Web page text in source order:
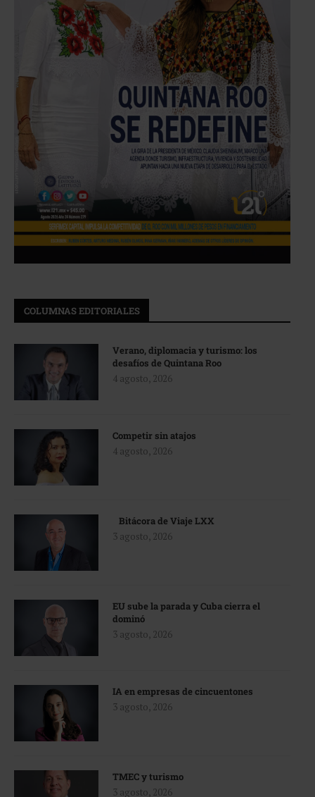
COLUMNAS EDITORIALES
Verano, diplomacia y turismo: los
desafíos de Quintana Roo
4 agosto, 2026
Competir sin atajos
4 agosto, 2026
Bitácora de Viaje LXX
3 agosto, 2026
EU sube la parada y Cuba cierra el
dominó
3 agosto, 2026
IA en empresas de cincuentones
3 agosto, 2026
TMEC y turismo
3 agosto, 2026